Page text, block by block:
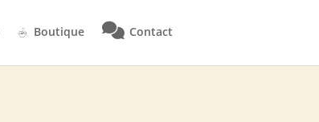
Boutique Contact